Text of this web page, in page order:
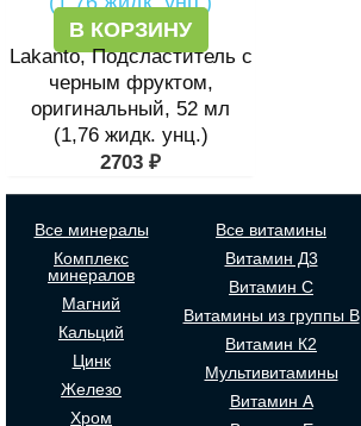
В КОРЗИНУ
Lakanto, Подсластитель с
черным фруктом,
оригинальный, 52 мл
(1,76 жидк. унц.)
2703 ₽
Все минералы
Комплекс
минералов
Магний
Кальций
Цинк
Железо
Хром
Все витамины
Витамин Д3
Витамин С
Витамины из группы В
Витамин К2
Мультивитамины
Витамин А